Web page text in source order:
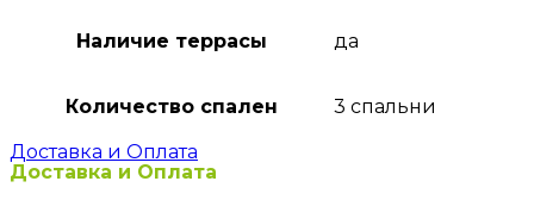
Наличие террасы да
Количество спален
3 спальни
Доставка и Оплата
Доставка и Оплата